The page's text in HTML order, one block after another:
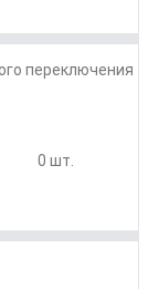
переключения
0 шт.